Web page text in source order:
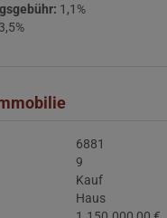
1,1%
3,5%
6881
9
Kauf
Haus